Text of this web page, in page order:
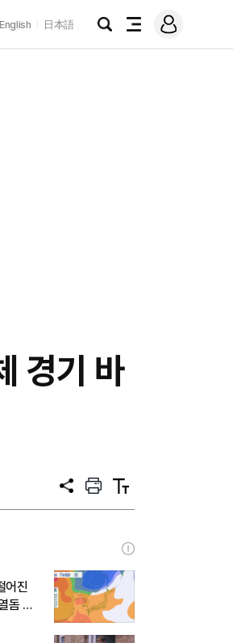
English 日本語
검
전
메
그
경기 바
공
프
트
텍
트
어진
돔 박